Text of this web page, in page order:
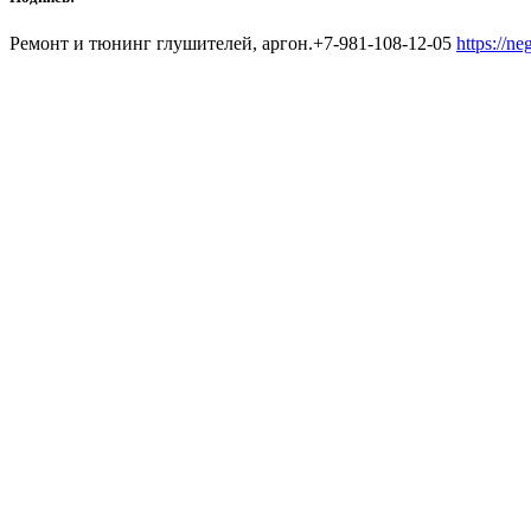
Ремонт и тюнинг глушителей, аргон.+7-981-108-12-05 https://